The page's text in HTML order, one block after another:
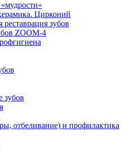
Цирконий
реставрация зубов
ZOOM-4
зубов
отбеливание) и профилактика